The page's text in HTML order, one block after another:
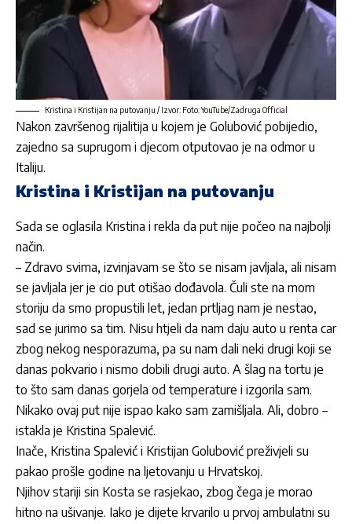
Kristina i Kristijan na putovanju / Izvor: Foto: YouTube/Zadruga Official
Nakon završenog rijalitija u kojem je Golubović pobijedio,
zajedno sa suprugom i djecom otputovao je na odmor u
Italiju.
Kristina i Kristijan na putovanju
Sada se oglasila Kristina i rekla da put nije počeo na najbolji
način.
– Zdravo svima, izvinjavam se što se nisam javljala, ali nisam
se javljala jer je cio put otišao dođavola. Čuli ste na mom
storiju da smo propustili let, jedan prtljag nam je nestao,
sad se jurimo sa tim. Nisu htjeli da nam daju auto u renta car
zbog nekog nesporazuma, pa su nam dali neki drugi koji se
danas pokvario i nismo dobili drugi auto. A šlag na tortu je
to što sam danas gorjela od temperature i izgorila sam.
Nikako ovaj put nije ispao kako sam zamišljala. Ali, dobro –
istakla je Kristina Spalević.
Inače, Kristina Spalević i Kristijan Golubović preživjeli su
pakao prošle godine na ljetovanju u Hrvatskoj.
Njihov stariji sin Kosta se rasjekao, zbog čega je morao
hitno na ušivanje. Iako je dijete krvarilo u prvoj ambulatni su